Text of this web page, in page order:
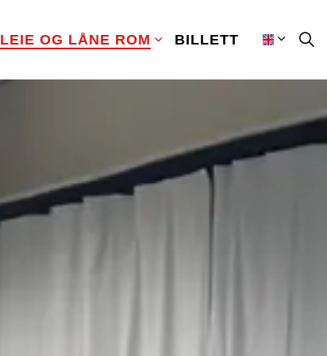
LEIE OG LÅNE ROM BILLETT